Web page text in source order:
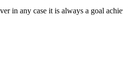
in any case it is always a goal